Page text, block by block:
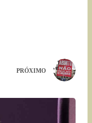
PRÓXIMO